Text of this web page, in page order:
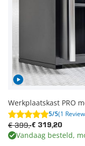
Werkplaatskast PRO
5/5(1
€ 319,20
€ 399,-
Vandaag besteld,